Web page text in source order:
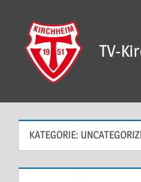
springen
TV-
KATEGORIE: